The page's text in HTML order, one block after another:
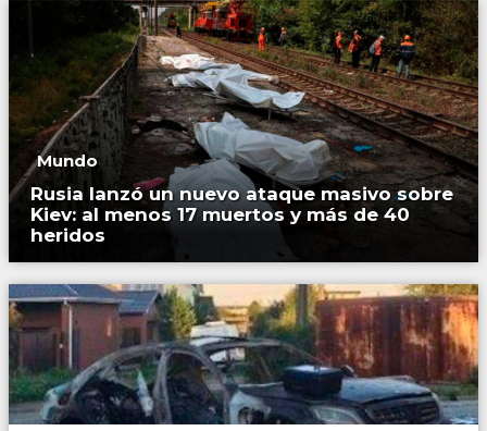
Mundo
Rusia lanzó un nuevo ataque masivo sobre
Kiev: al menos 17 muertos y más de 40
heridos